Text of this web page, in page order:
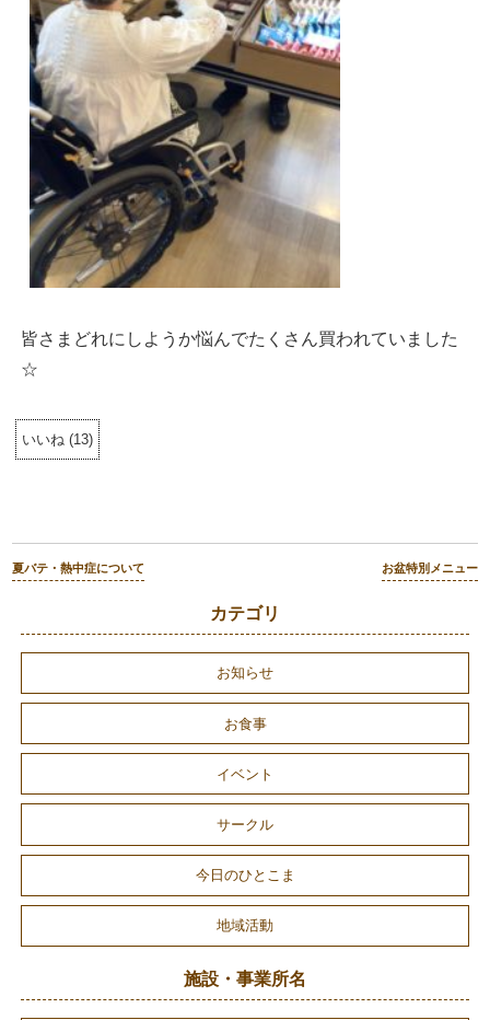
皆さまどれにしようか悩んでたくさん買われていました
☆
いいね (13)
夏バテ・熱中症について お盆特別メニュー
カテゴリ
お知らせ
お食事
イベント
サークル
今日のひとこま
地域活動
施設・事業所名